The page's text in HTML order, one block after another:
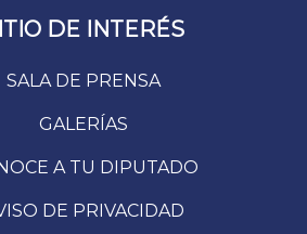
DE INTERÉS
SALA DE PRENSA
GALERÍAS
A TU DIPUTADO
DE PRIVACIDAD